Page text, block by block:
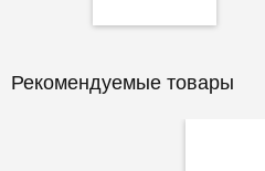
Рекомендуемые товары